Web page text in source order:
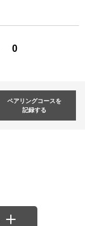
0
ペアリングコースを
記録する